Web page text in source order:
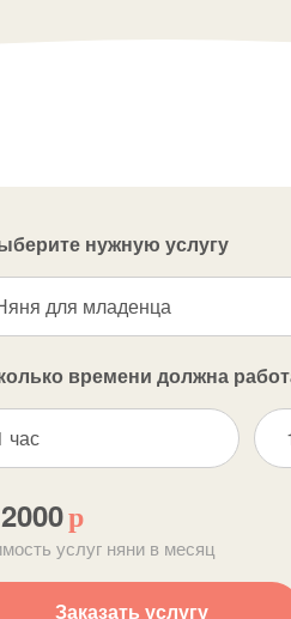
нужную услугу
для младенца
времени должна
час
р
услуг няни в месяц
Заказать услугу